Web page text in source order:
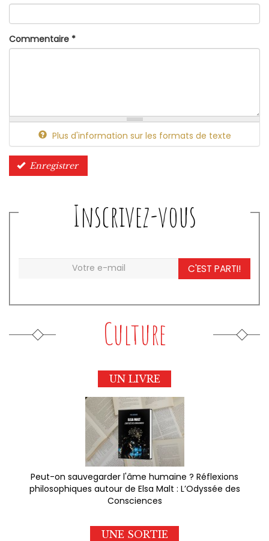
Commentaire *
Plus d'information sur les formats de texte
Enregistrer
Inscrivez-vous
C'EST PARTI!
Culture
UN LIVRE
Peut-on sauvegarder l'âme humaine ? Réflexions
philosophiques autour de Elsa Malt : L’Odyssée des
Consciences
UNE SORTIE